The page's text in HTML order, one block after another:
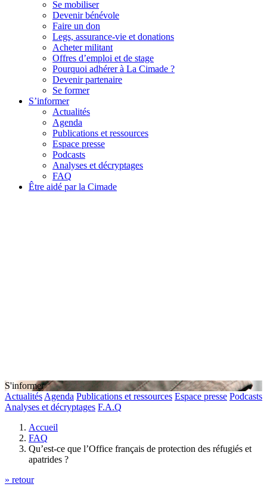
Se mobiliser
Devenir bénévole
Faire un don
Legs, assurance-vie et donations
Acheter militant
Offres d’emploi et de stage
Pourquoi adhérer à La Cimade ?
Devenir partenaire
Se former
S’informer
Actualités
Agenda
Publications et ressources
Espace presse
Podcasts
Analyses et décryptages
FAQ
Être aidé par la Cimade
S'informer
Actualités Agenda Publications et ressources Espace presse Podcasts
Analyses et décryptages F.A.Q
Accueil
FAQ
Qu’est-ce que l’Office français de protection des réfugiés et
apatrides ?
» retour